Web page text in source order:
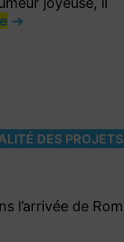
DES PROJETS
l’arrivée de